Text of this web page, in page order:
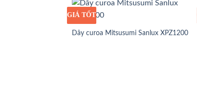
GIÁ SỈ
GIÁ TỐT
Dây curoa Mitsusumi Sanlux XPZ1200